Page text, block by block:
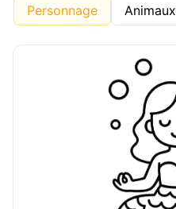
Personnage Animaux